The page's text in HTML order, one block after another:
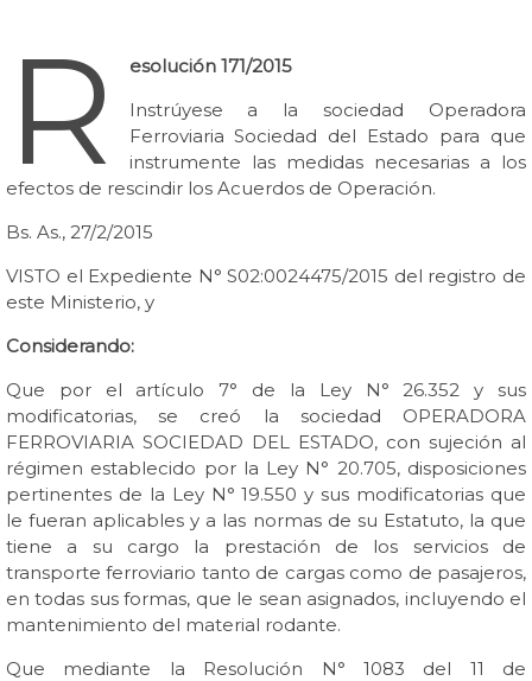
R
esolución 171/2015
Instrúyese a la sociedad Operadora
Ferroviaria Sociedad del Estado para que
instrumente las medidas necesarias a los
efectos de rescindir los Acuerdos de Operación.
Bs. As., 27/2/2015
VISTO el Expediente N° S02:0024475/2015 del registro de
este Ministerio, y
Considerando:
Que por el artículo 7° de la Ley N° 26.352 y sus
modificatorias, se creó la sociedad OPERADORA
FERROVIARIA SOCIEDAD DEL ESTADO, con sujeción al
régimen establecido por la Ley N° 20.705, disposiciones
pertinentes de la Ley N° 19.550 y sus modificatorias que
le fueran aplicables y a las normas de su Estatuto, la que
tiene a su cargo la prestación de los servicios de
transporte ferroviario tanto de cargas como de pasajeros,
en todas sus formas, que le sean asignados, incluyendo el
mantenimiento del material rodante.
Que mediante la Resolución N° 1083 del 11 de